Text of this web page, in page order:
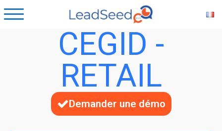
CEGID -
RETAIL
Demander une démo